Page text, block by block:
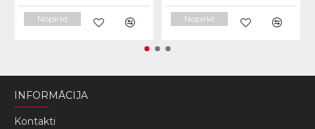
Nopirkt Nopirkt
INFORMĀCIJA
Kontakti